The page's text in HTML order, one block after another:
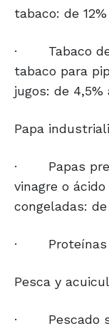
tabaco: de
·
Tabaco
tabaco para
jugos: de 4,5%
Papa
·
Papas
vinagre o
congeladas:
·
Pesca y
·
Pescado